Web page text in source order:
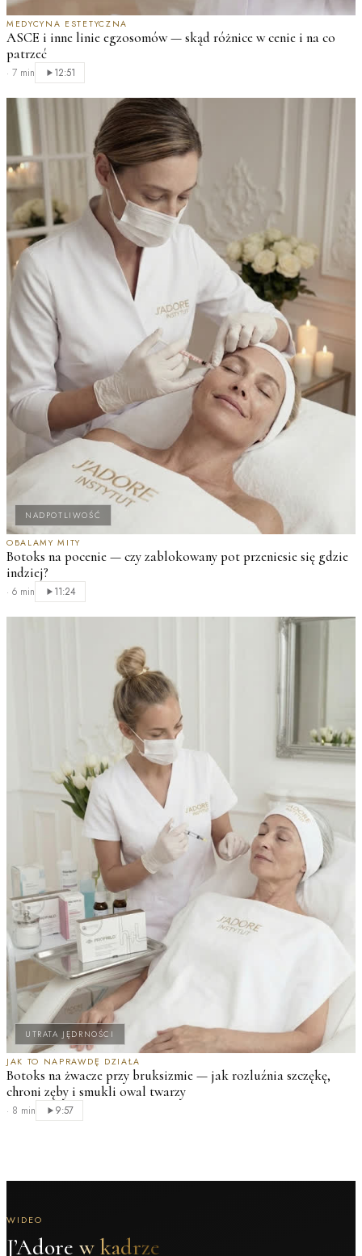
MEDYCYNA ESTETYCZNA
ASCE i inne linie egzosomów — skąd różnice w cenie i na co
patrzeć
· 7 min 12:51
NADPOTLIWOŚĆ
OBALAMY MITY
Botoks na pocenie — czy zablokowany pot przeniesie się gdzie
indziej?
· 6 min 11:24
UTRATA JĘDRNOŚCI
JAK TO NAPRAWDĘ DZIAŁA
Botoks na żwacze przy bruksizmie — jak rozluźnia szczękę,
chroni zęby i smukli owal twarzy
· 8 min 9:57
WIDEO
J’Adore w kadrze